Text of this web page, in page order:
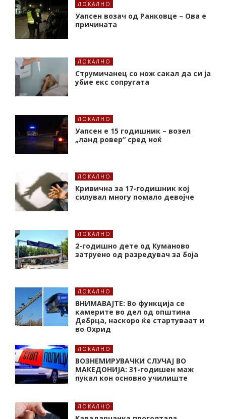
ЛОКАЛНО
Уапсен возач од Ранковце – Ова е
причината
ЛОКАЛНО
Струмичанец со нож сакал да си ја
убие екс сопругата
ЛОКАЛНО
Уапсен е 15 годишник – возел
„ланд ровер“ сред ноќ
ЛОКАЛНО
Кривична за 17-годишник кој
силувал многу помало девојче
ЛОКАЛНО
2-годишно дете од Куманово
затруено од разредувач за боја
ЛОКАЛНО
ВНИМАВАЈТЕ: Во функција се
камерите во дел од општина
Дебрца, наскоро ќе стартуваат и
во Охрид
ЛОКАЛНО
ВОЗНЕМИРУВАЧКИ СЛУЧАЈ ВО
МАКЕДОНИЈА: 31-годишен маж
пукал кон основнo училиште
ЛОКАЛНО